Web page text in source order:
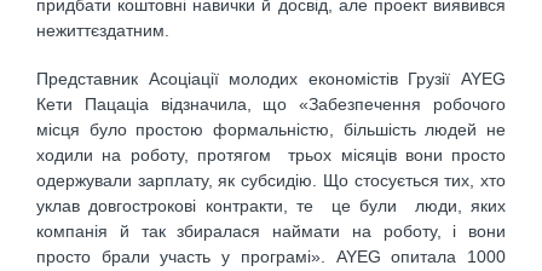
придбати коштовні навички й досвід, але проект виявився
нежиттєздатним.
Представник Асоціації молодих економістів Грузії AYEG
Кети Пацаціа відзначила, що «Забезпечення робочого
місця було простою формальністю, більшість людей не
ходили на роботу, протягом трьох місяців вони просто
одержували зарплату, як субсидію. Що стосується тих, хто
уклав довгострокові контракти, те це були люди, яких
компанія й так збиралася наймати на роботу, і вони
просто брали участь у програмі». AYEG опитала 1000